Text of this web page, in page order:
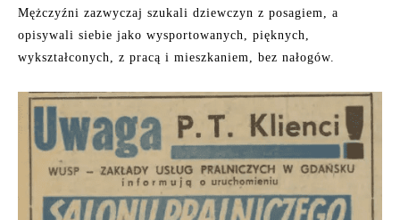
Mężczyźni zazwyczaj szukali dziewczyn z posagiem, a
opisywali siebie jako wysportowanych, pięknych,
wykształconych, z pracą i mieszkaniem, bez nałogów.